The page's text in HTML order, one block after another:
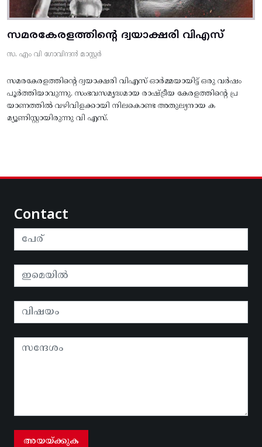
സമരകേരളത്തിൻ്റെ ദ്വയാക്ഷരി വിഎസ്
സ. എം വി ഗോവിന്ദൻ മാസ്റ്റർ
സമരകേരളത്തിൻ്റെ ദ്വയാക്ഷരി വിഎസ് ഓർമ്മയായിട്ട് ഒരു വർഷം
പൂർത്തിയാവുന്നു. സംഭവസമൃദ്ധമായ രാഷ്ട്രീയ കേരളത്തിന്റെ പ്ര
യാണത്തിൽ വഴിവിളക്കായി നിലകൊണ്ട അതുല്യനായ ക
മ്യൂണിസ്റ്റായിരുന്നു വി എസ്.
Contact